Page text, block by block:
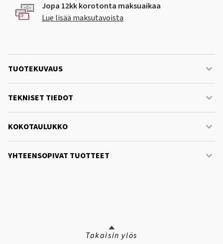
Jopa 12kk korotonta maksuaikaa
Lue lisää maksutavoista
TUOTEKUVAUS
TEKNISET TIEDOT
KOKOTAULUKKO
YHTEENSOPIVAT TUOTTEET
Takaisin ylös